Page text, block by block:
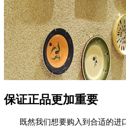
保证正品更加重要
既然我们想要购入到合适的进